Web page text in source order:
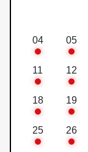
04 05
11 12
18 19
25 26